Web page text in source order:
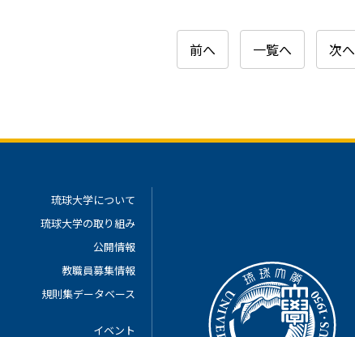
前へ 一覧へ 次へ
琉球大学について
琉球大学の取り組み
公開情報
教職員募集情報
規則集データベース
イベント